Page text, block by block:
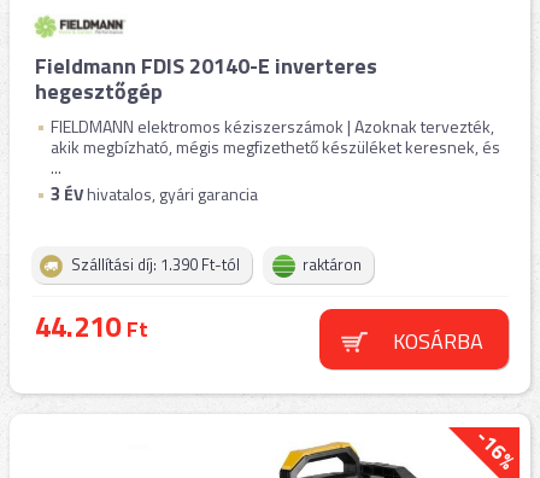
Fieldmann FDIS 20140-E inverteres
hegesztőgép
FIELDMANN elektromos kéziszerszámok | Azoknak tervezték,
akik megbízható, mégis megfizethető készüléket keresnek, és
...
3 ÉVhivatalos, gyári garancia
Szállítási díj: 1.390 Ft-tól raktáron
44.210Ft KOSÁRBA
-16%